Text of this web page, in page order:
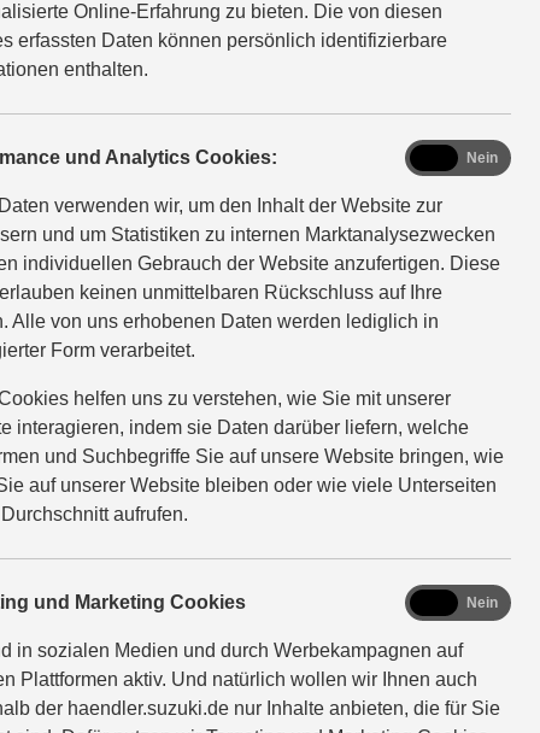
Online-Erfahrung zu bieten. Die von diesen
erfassten Daten können persönlich identifizierbare
enthalten.
und Analytics Cookies:
verwenden wir, um den Inhalt der Website zur
und um Statistiken zu internen Marktanalysezwecken
individuellen Gebrauch der Website anzufertigen. Diese
keinen unmittelbaren Rückschluss auf Ihre
Alle von uns erhobenen Daten werden lediglich in
Form verarbeitet.
helfen uns zu verstehen, wie Sie mit unserer
interagieren, indem sie Daten darüber liefern, welche
und Suchbegriffe Sie auf unsere Website bringen, wie
auf unserer Website bleiben oder wie viele Unterseiten
aufrufen.
analyticsNein
und Marketing Cookies
in sozialen Medien und durch Werbekampagnen auf
Plattformen aktiv. Und natürlich wollen wir Ihnen auch
der haendler.suzuki.de nur Inhalte anbieten, die für Sie
marketing
Nein
99 g/km; CO₂-Klasse: C
Verbrauch im